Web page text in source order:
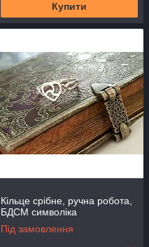
Купити
Кільце срібне, ручна робота,
БДСМ символіка
Під замовлення